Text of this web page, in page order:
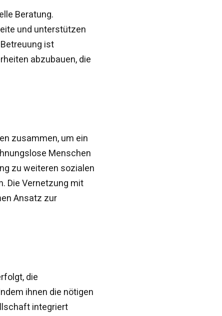
Beratung.
und unterstützen
ist
abzubauen, die
zusammen, um ein
Menschen
zu weiteren sozialen
Die Vernetzung mit
Ansatz zur
die
ihnen die nötigen
integriert